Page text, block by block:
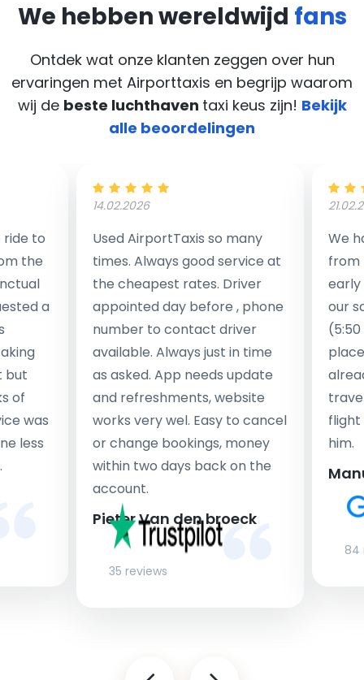
We hebben wereldwijd fans
Ontdek wat onze klanten zeggen over hun
ervaringen met Airporttaxis en begrijp waarom
wij de beste luchthaven taxi keus zijn! Bekijk
alle beoordelingen
to
the
a
but
of
was
less
14.02.2026
Used AirportTaxis so many
times. Always good service at
the cheapest rates. Driver
appointed day before , phone
number to contact driver
available. Always just in time
as asked. App needs update
and refreshments, website
works very wel. Easy to cancel
or change bookings, money
within two days back on the
account.
Pieter Van den broeck
35 reviews
We
from
early
our
flight
him.
84